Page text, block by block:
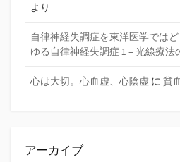
より
自律神経失調症を東洋医学では
ゆる自律神経失調症 1 – 光線療法
心は大切。心血虚、心陰虚 に 貧
アーカイブ